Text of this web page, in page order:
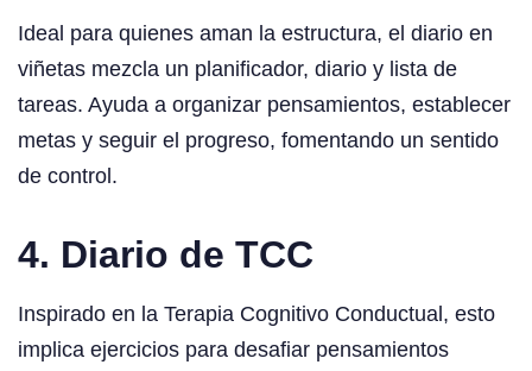
Ideal para quienes aman la estructura, el diario en
viñetas mezcla un planificador, diario y lista de
tareas. Ayuda a organizar pensamientos, establecer
metas y seguir el progreso, fomentando un sentido
de control.
4. Diario de TCC
Inspirado en la Terapia Cognitivo Conductual, esto
implica ejercicios para desafiar pensamientos